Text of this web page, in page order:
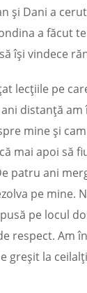
și Dani a
a făcut
își vindece
lecțiile pe
distanță
mine și
mai apoi să
patru ani
pe mine.
pe locul
respect. Am
greșit la